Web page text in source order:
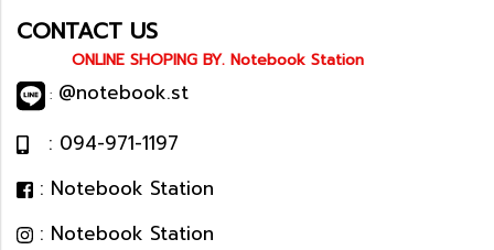
CONTACT US
ONLINE SHOPING BY. Notebook Station
: @notebook.st
: 094-971-1197
: Notebook Station
: Notebook Station